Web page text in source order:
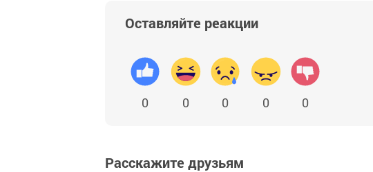
Оставляйте реакции
0 0 0 0 0
Расскажите друзьям